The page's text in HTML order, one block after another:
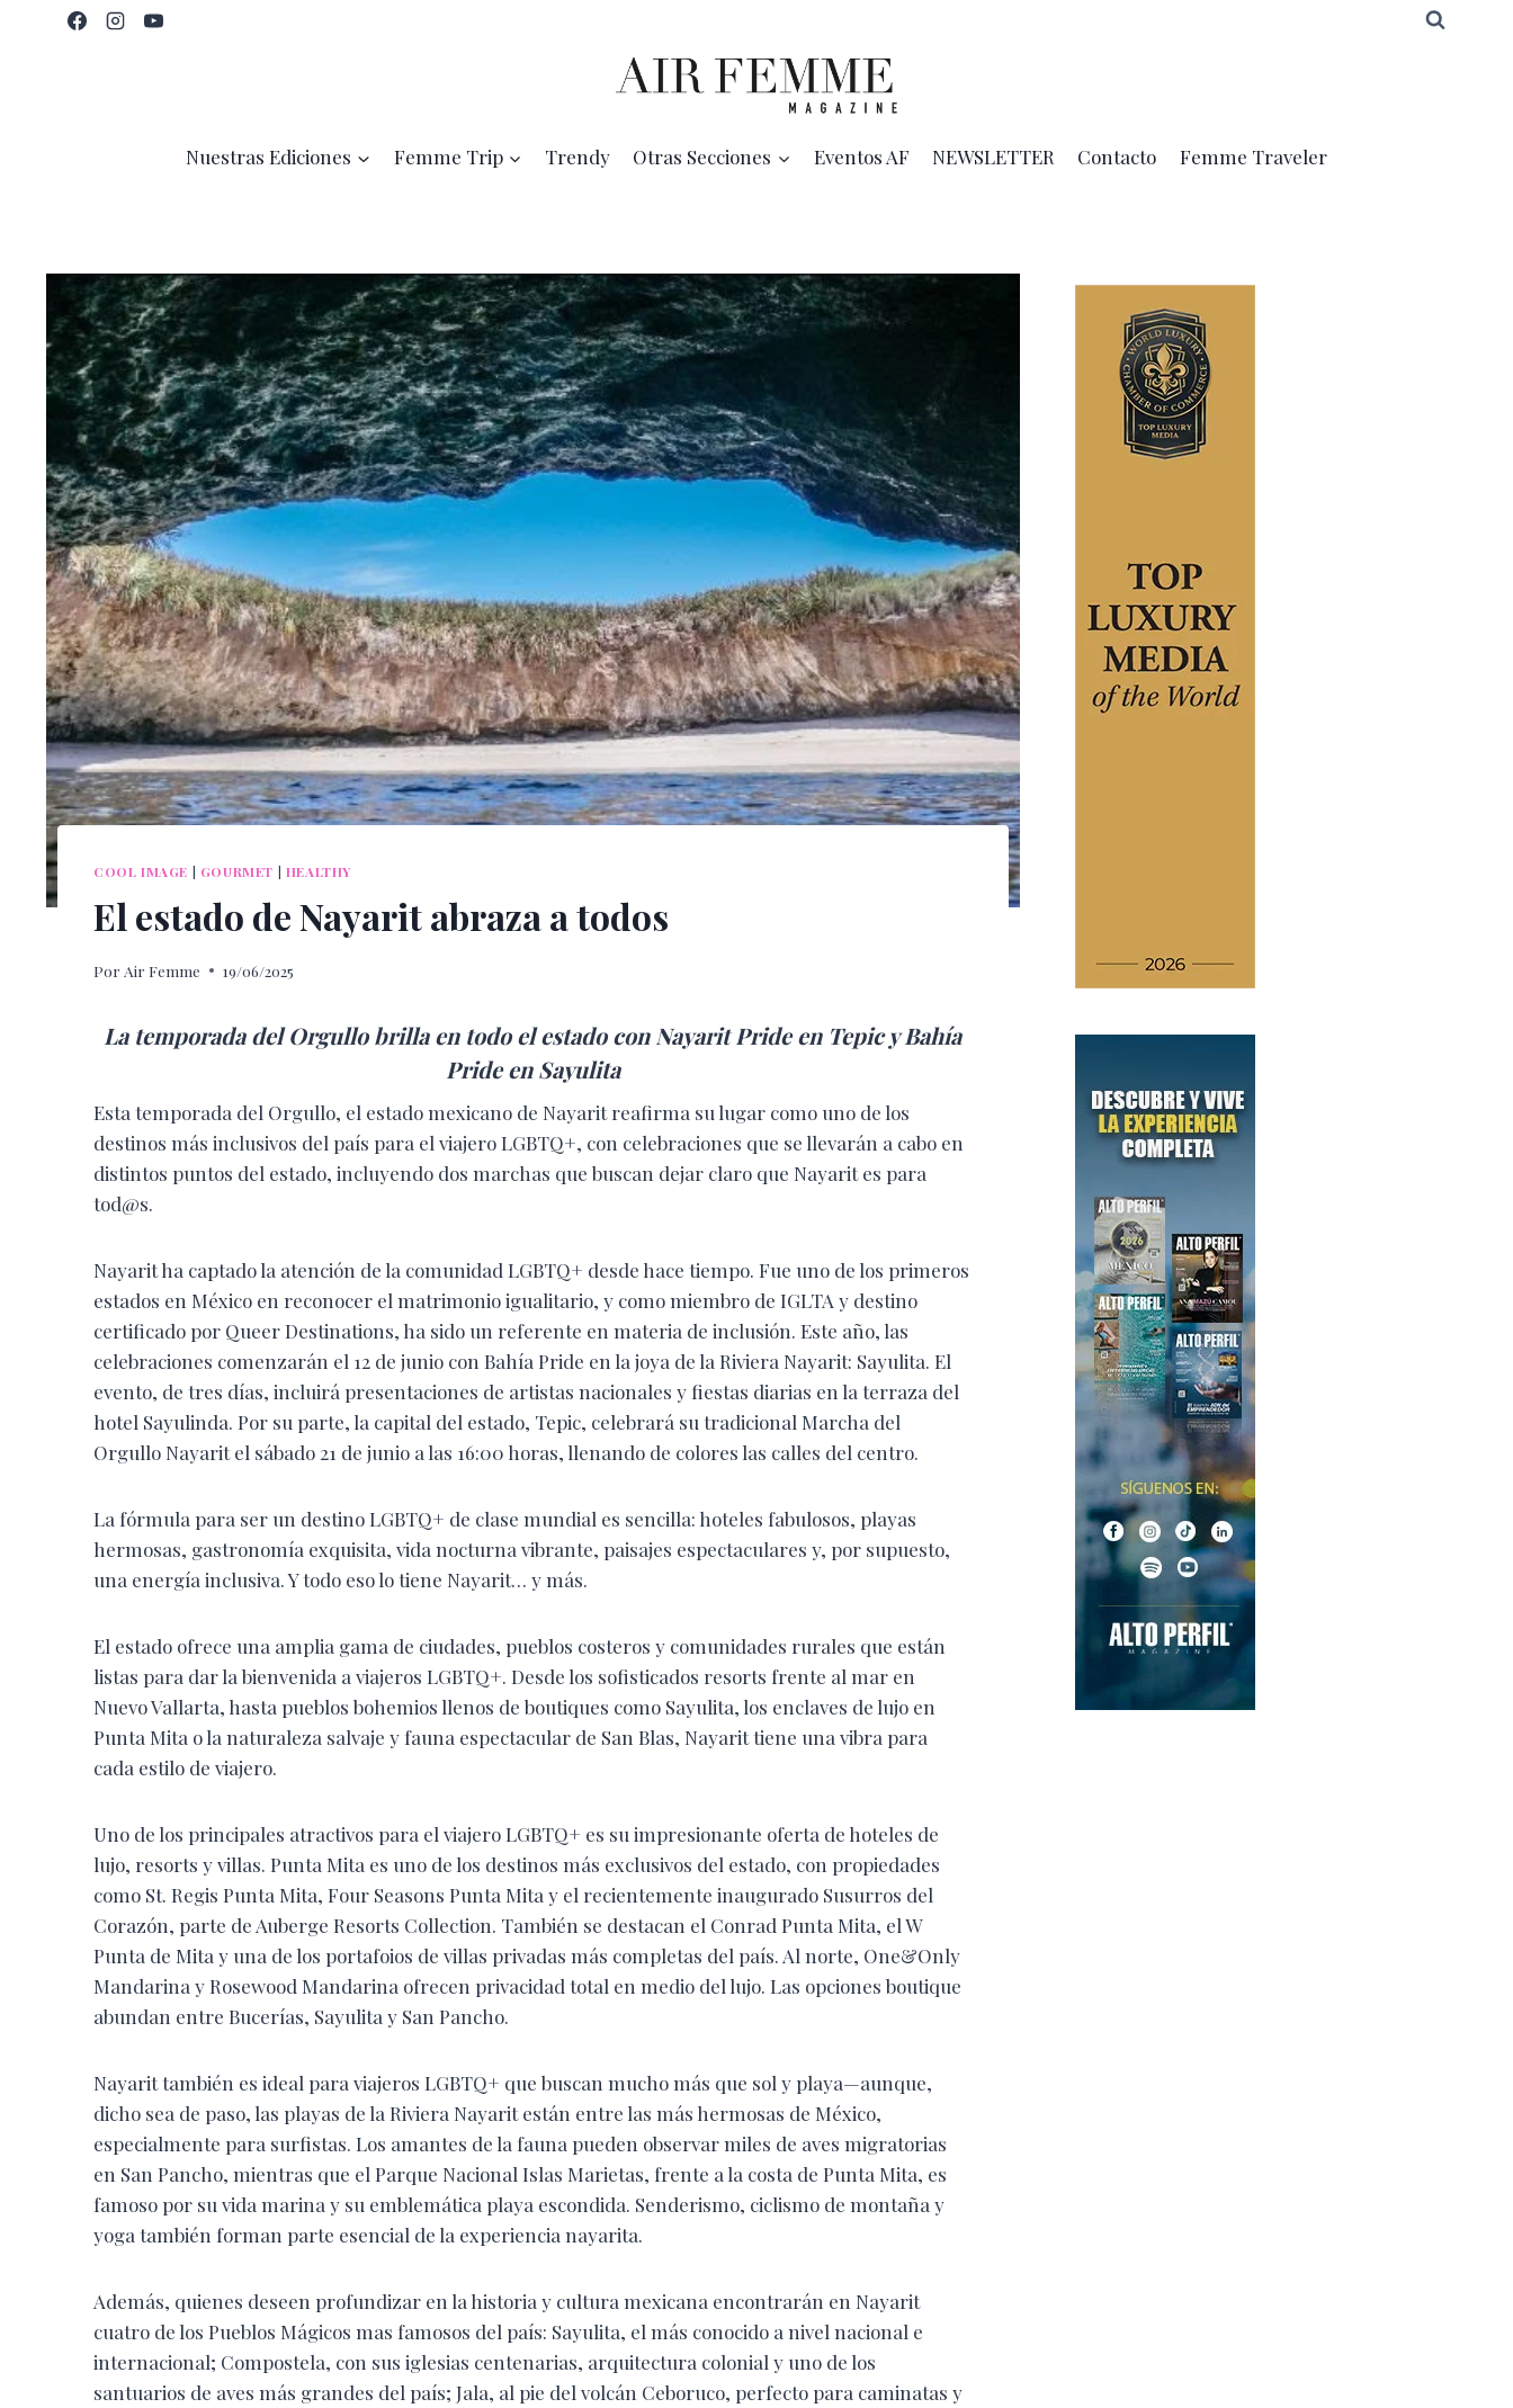
Nuestras Ediciones Femme Trip Trendy Otras Secciones Eventos AF NEWSLETTER Contacto Femme Traveler
COOL IMAGE | GOURMET | HEALTHY
El estado de Nayarit abraza a todos
Por Air Femme 19/06/2025
La temporada del Orgullo brilla en todo el estado con Nayarit Pride en Tepic y Bahía
Pride en Sayulita
Esta temporada del Orgullo, el estado mexicano de Nayarit reafirma su lugar como uno de los
destinos más inclusivos del país para el viajero LGBTQ+, con celebraciones que se llevarán a cabo en
distintos puntos del estado, incluyendo dos marchas que buscan dejar claro que Nayarit es para
tod@s.
Nayarit ha captado la atención de la comunidad LGBTQ+ desde hace tiempo. Fue uno de los primeros
estados en México en reconocer el matrimonio igualitario, y como miembro de IGLTA y destino
certificado por Queer Destinations, ha sido un referente en materia de inclusión. Este año, las
celebraciones comenzarán el 12 de junio con Bahía Pride en la joya de la Riviera Nayarit: Sayulita. El
evento, de tres días, incluirá presentaciones de artistas nacionales y fiestas diarias en la terraza del
hotel Sayulinda. Por su parte, la capital del estado, Tepic, celebrará su tradicional Marcha del
Orgullo Nayarit el sábado 21 de junio a las 16:00 horas, llenando de colores las calles del centro.
La fórmula para ser un destino LGBTQ+ de clase mundial es sencilla: hoteles fabulosos, playas
hermosas, gastronomía exquisita, vida nocturna vibrante, paisajes espectaculares y, por supuesto,
una energía inclusiva. Y todo eso lo tiene Nayarit… y más.
El estado ofrece una amplia gama de ciudades, pueblos costeros y comunidades rurales que están
listas para dar la bienvenida a viajeros LGBTQ+. Desde los sofisticados resorts frente al mar en
Nuevo Vallarta, hasta pueblos bohemios llenos de boutiques como Sayulita, los enclaves de lujo en
Punta Mita o la naturaleza salvaje y fauna espectacular de San Blas, Nayarit tiene una vibra para
cada estilo de viajero.
Uno de los principales atractivos para el viajero LGBTQ+ es su impresionante oferta de hoteles de
lujo, resorts y villas. Punta Mita es uno de los destinos más exclusivos del estado, con propiedades
como St. Regis Punta Mita, Four Seasons Punta Mita y el recientemente inaugurado Susurros del
Corazón, parte de Auberge Resorts Collection. También se destacan el Conrad Punta Mita, el W
Punta de Mita y una de los portafoios de villas privadas más completas del país. Al norte, One&Only
Mandarina y Rosewood Mandarina ofrecen privacidad total en medio del lujo. Las opciones boutique
abundan entre Bucerías, Sayulita y San Pancho.
Nayarit también es ideal para viajeros LGBTQ+ que buscan mucho más que sol y playa—aunque,
dicho sea de paso, las playas de la Riviera Nayarit están entre las más hermosas de México,
especialmente para surfistas. Los amantes de la fauna pueden observar miles de aves migratorias
en San Pancho, mientras que el Parque Nacional Islas Marietas, frente a la costa de Punta Mita, es
famoso por su vida marina y su emblemática playa escondida. Senderismo, ciclismo de montaña y
yoga también forman parte esencial de la experiencia nayarita.
Además, quienes deseen profundizar en la historia y cultura mexicana encontrarán en Nayarit
cuatro de los Pueblos Mágicos mas famosos del país: Sayulita, el más conocido a nivel nacional e
internacional; Compostela, con sus iglesias centenarias, arquitectura colonial y uno de los
santuarios de aves más grandes del país; Jala, al pie del volcán Ceboruco, perfecto para caminatas y